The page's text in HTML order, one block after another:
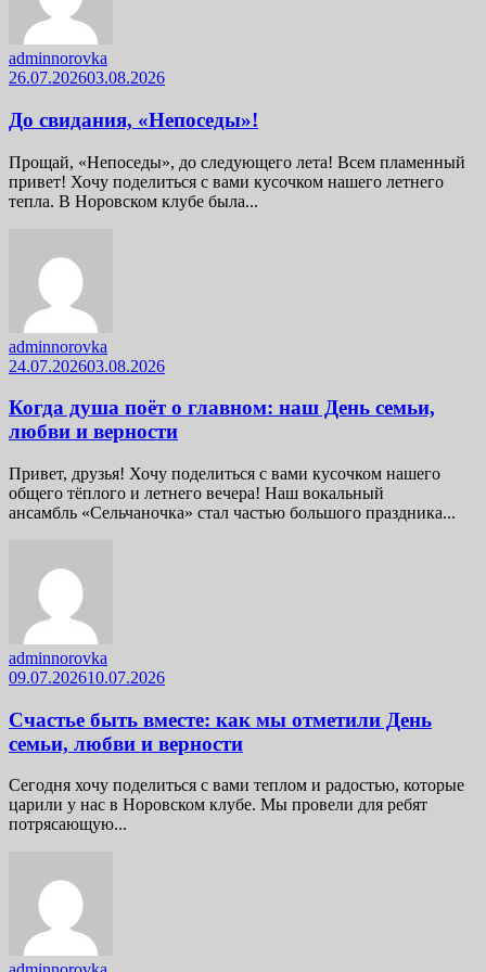
adminnorovka
26.07.202603.08.2026
До свидания, «Непоседы»!
Прощай, «Непоседы», до следующего лета! Всем пламенный
привет! Хочу поделиться с вами кусочком нашего летнего
тепла. В Норовском клубе была...
adminnorovka
24.07.202603.08.2026
Когда душа поёт о главном: наш День семьи,
любви и верности
Привет, друзья! Хочу поделиться с вами кусочком нашего
общего тёплого и летнего вечера! Наш вокальный
ансамбль «Сельчаночка» стал частью большого праздника...
adminnorovka
09.07.202610.07.2026
Счастье быть вместе: как мы отметили День
семьи, любви и верности
Сегодня хочу поделиться с вами теплом и радостью, которые
царили у нас в Норовском клубе. Мы провели для ребят
потрясающую...